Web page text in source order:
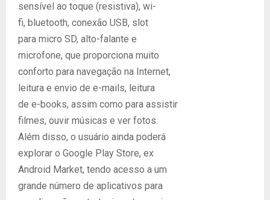
sensível ao toque (resistiva), wi-
fi, bluetooth, conexão USB, slot
para micro SD, alto-falante e
microfone, que proporciona muito
conforto para navegação na Internet,
leitura e envio de e-mails, leitura
de e-books, assim como para assistir
filmes, ouvir músicas e ver fotos.
Além disso, o usuário ainda poderá
explorar o Google Play Store, ex
Android Market, tendo acesso a um
grande número de aplicativos para